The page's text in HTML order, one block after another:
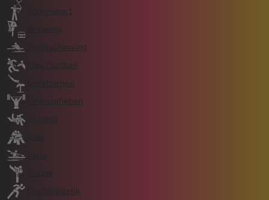
Bogensport
Breaking
Coastal Rowing
Flag Football
Gerätturnen
Gewichtheben
Ju-Jutsu
Leichtathletik